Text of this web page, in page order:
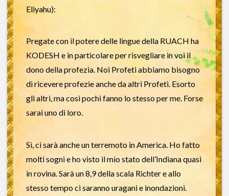
Eliyahu):
Pregate con il potere delle lingue della RUACH ha
KODESH e in particolare per risvegliare in voi il
dono della profezia. Noi Profeti abbiamo bisogno
di ricevere profezie anche da altri Profeti. Esorto
gli altri, ma così pochi fanno lo stesso per me. Forse
sarai uno di loro.
Sì, ci sarà anche un terremoto in America. Ho fatto
molti sogni e ho visto il mio stato dell’Indiana quasi
in rovina. Sarà un 8,9 della scala Richter e allo
stesso tempo ci saranno uragani e inondazioni.